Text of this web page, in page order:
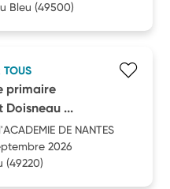
Bleu (49500)
TOUS
primaire
Doisneau ...
DE NANTES
2026
(49220)